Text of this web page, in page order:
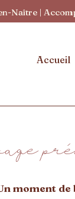
Naître |
Accueil
moment